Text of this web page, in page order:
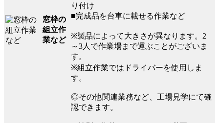
窓枠の
組立作
業など
り付け
■完成品を台車に載せる作業など
※製品によって大きさが異なります。2
～3人で作業場まで運ぶことがございま
す。
※組立作業ではドライバーを使用しま
す。
◎その他関連業務など、工場見学にて確
認できます。